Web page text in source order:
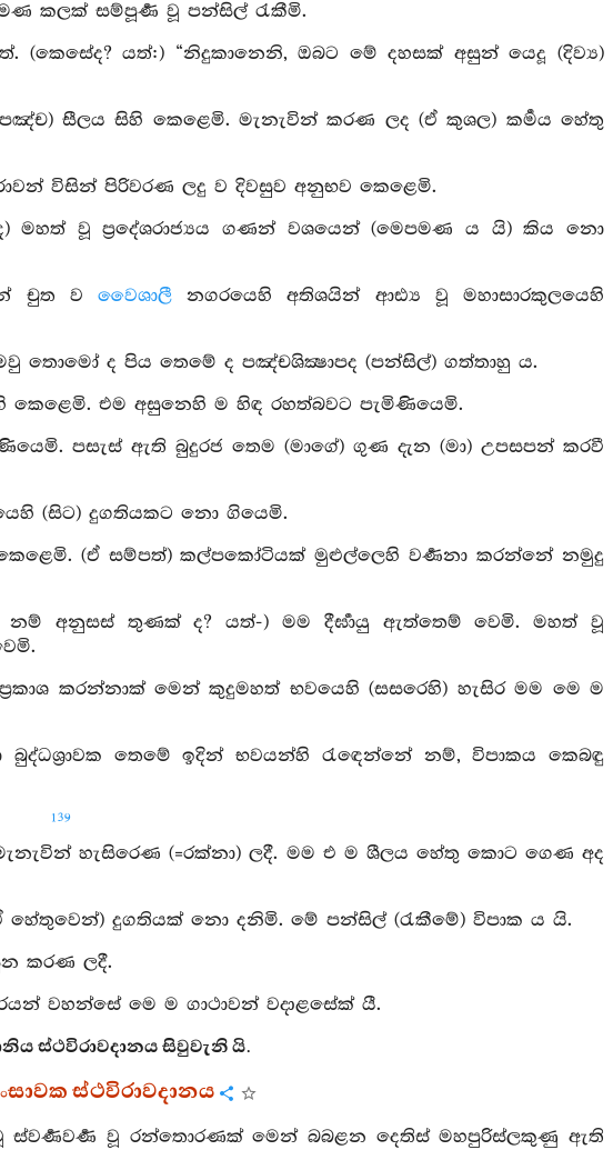
කලක් සම්පූර්‍ණ වූ පන්සිල් රැකීමි.
(කෙසේද? යත්:) “නිදුකානෙනි, ඔබට මේ දහසක් අසුන් යෙදූ (දිව්‍ය)
සීලය සිහි කෙළෙමි. මැනැවින් කරණ ලද (ඒ කුශල) කර්‍මය හේතු
විසින් පිරිවරණ ලදු ව දිවසුව අනුභව කෙළෙමි.
මහත් වූ ප්‍රදේශරාජ්‍යය ගණන් වශයෙන් (මෙපමණ ය යි) කිය නො
චුත වවෛශාලී නගරයෙහි අතිශයින් ආඪ්‍ය වූ මහාසාරකුලයෙහි
තොමෝ ද පිය තෙමේ ද පඤ්චශික්‍ෂාපද (පන්සිල්) ගත්තාහු ය.
කෙළෙමි. එම අසුනෙහි ම හිඳ රහත්බවට පැමිණියෙමි.
පසැස් ඇති බුදුරජ තෙම (මාගේ) ගුණ දැන (මා) උපසපන් කරවී
(සිට) දුගතියකට නො ගියෙමි.
(ඒ සම්පත්) කල්පකෝටියක් මුළුල්ලෙහි වර්‍ණනා කරන්නේ නමුදු
අනුසස් තුණක් ද? යත්-) මම දීර්‍ඝායු ඇත්තෙම් වෙමි. මහත් වූ
ප්‍රකාශ කරන්නාක් මෙන් කුදුමහත් භවයෙහි (සසරෙහි) හැසිර මම මෙ ම
බුද්ධශ්‍රාවක තෙමේ ඉදින් භවයන්හි රැඳෙන්නේ නම්, විපාකය කෙබඳු
139
හැසිරෙණ (=රක්නා) ලදී. මම එ ම ශීලය හේතු කොට ගෙණ අද
හේතුවෙන්) දුගතියක් නො දනිමි. මේ පන්සිල් (රැකීමේ) විපාක ය යි.
කරණ ලදී.
වහන්සේ මෙ ම ගාථාවන් වදාළසේක් යී.
ස්ථවිරාවදානය සිවුවැනි යි.
ස්ථවිරාවදානය
ස්වර්‍ණවර්‍ණ වූ රන්තොරණක් මෙන් බබළන දෙතිස් මහපුරිස්ලකුණු ඇති